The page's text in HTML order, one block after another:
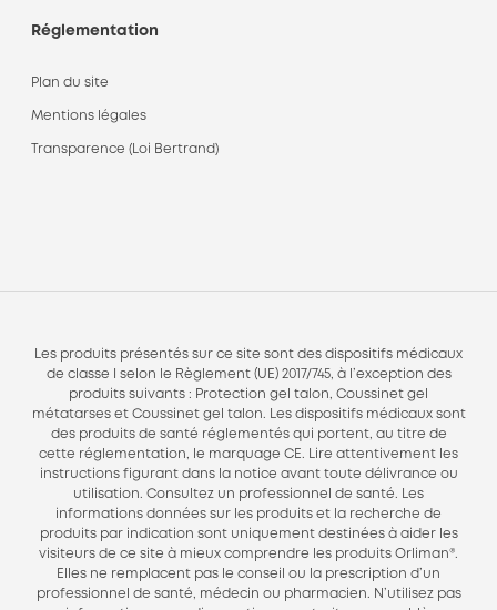
Réglementation
Plan du site
Mentions légales
Transparence (Loi Bertrand)
Les produits présentés sur ce site sont des dispositifs médicaux
de classe I selon le Règlement (UE) 2017/745, à l’exception des
produits suivants : Protection gel talon, Coussinet gel
métatarses et Coussinet gel talon. Les dispositifs médicaux sont
des produits de santé réglementés qui portent, au titre de
cette réglementation, le marquage CE. Lire attentivement les
instructions figurant dans la notice avant toute délivrance ou
utilisation. Consultez un professionnel de santé. Les
informations données sur les produits et la recherche de
produits par indication sont uniquement destinées à aider les
visiteurs de ce site à mieux comprendre les produits Orliman®.
Elles ne remplacent pas le conseil ou la prescription d’un
professionnel de santé, médecin ou pharmacien. N’utilisez pas